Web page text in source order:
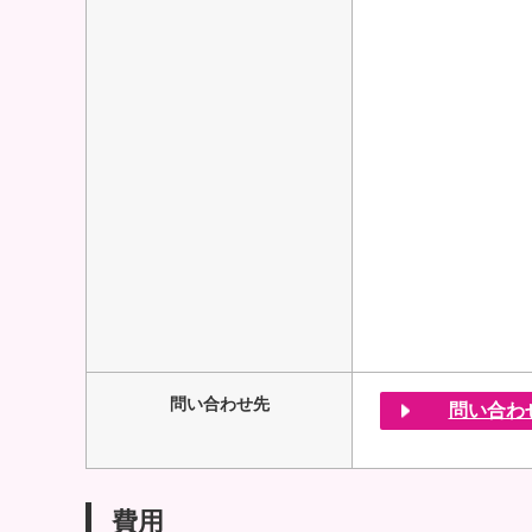
問い合わせ先 問い合わ
費用